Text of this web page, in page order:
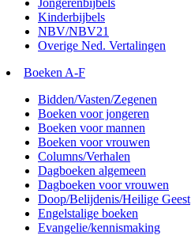
Jongerenbijbels
Kinderbijbels
NBV/NBV21
Overige Ned. Vertalingen
Boeken A-F
Bidden/Vasten/Zegenen
Boeken voor jongeren
Boeken voor mannen
Boeken voor vrouwen
Columns/Verhalen
Dagboeken algemeen
Dagboeken voor vrouwen
Doop/Belijdenis/Heilige Geest
Engelstalige boeken
Evangelie/kennismaking